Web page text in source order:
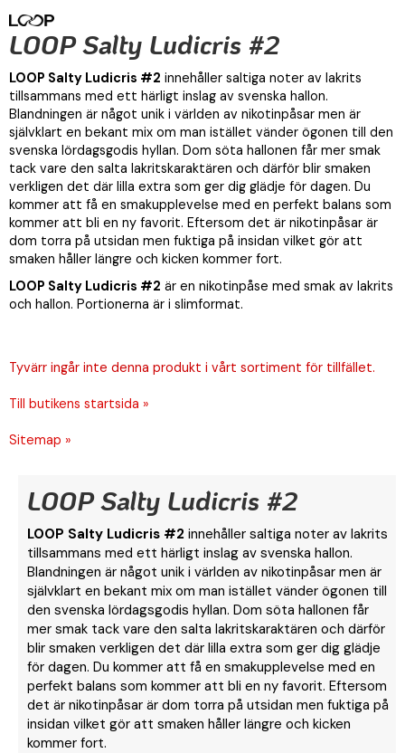
LOOP Salty Ludicris #2
LOOP Salty Ludicris #2 innehåller saltiga noter av lakrits
tillsammans med ett härligt inslag av svenska hallon.
Blandningen är något unik i världen av nikotinpåsar men är
självklart en bekant mix om man istället vänder ögonen till den
svenska lördagsgodis hyllan. Dom söta hallonen får mer smak
tack vare den salta lakritskaraktären och därför blir smaken
verkligen det där lilla extra som ger dig glädje för dagen. Du
kommer att få en smakupplevelse med en perfekt balans som
kommer att bli en ny favorit. Eftersom det är nikotinpåsar är
dom torra på utsidan men fuktiga på insidan vilket gör att
smaken håller längre och kicken kommer fort.
LOOP Salty Ludicris #2 är en nikotinpåse med smak av lakrits
och hallon. Portionerna är i slimformat.
Tyvärr ingår inte denna produkt i vårt sortiment för tillfället.
Till butikens startsida »
Sitemap »
LOOP Salty Ludicris #2
LOOP Salty Ludicris #2 innehåller saltiga noter av lakrits
tillsammans med ett härligt inslag av svenska hallon.
Blandningen är något unik i världen av nikotinpåsar men är
självklart en bekant mix om man istället vänder ögonen till
den svenska lördagsgodis hyllan. Dom söta hallonen får
mer smak tack vare den salta lakritskaraktären och därför
blir smaken verkligen det där lilla extra som ger dig glädje
för dagen. Du kommer att få en smakupplevelse med en
perfekt balans som kommer att bli en ny favorit. Eftersom
det är nikotinpåsar är dom torra på utsidan men fuktiga på
insidan vilket gör att smaken håller längre och kicken
kommer fort.